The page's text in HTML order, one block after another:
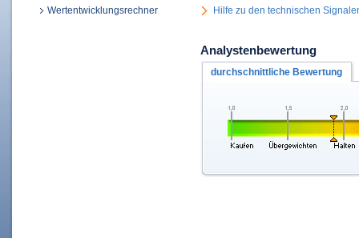
Wertentwicklungsrechner
Hilfe zu den technischen
Analystenbewertung
durchschnittliche Bewertung